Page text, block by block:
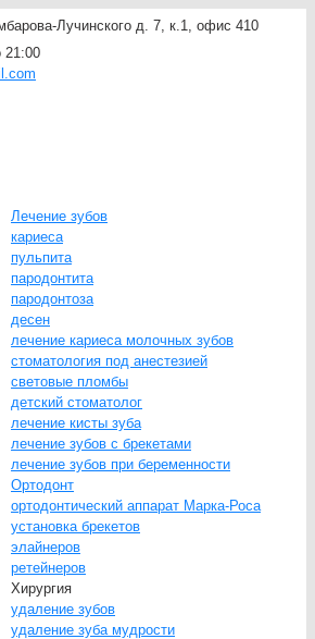
Лучинского д. 7, к.1, офис 410
21:00
Лечение зубов
кариеса
пульпита
пародонтита
пародонтоза
десен
лечение кариеса молочных зубов
стоматология под анестезией
световые пломбы
детский стоматолог
лечение кисты зуба
лечение зубов с брекетами
лечение зубов при беременности
Ортодонт
ортодонтический аппарат Марка-Роса
установка брекетов
элайнеров
ретейнеров
Хирургия
удаление зубов
удаление зуба мудрости